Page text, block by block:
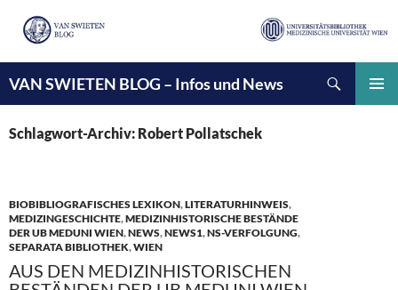
VAN SWIETEN BLOG – Infos und News
INHALT
SPRINGEN
Schlagwort-Archiv: Robert Pollatschek
BIOBIBLIOGRAFISCHES LEXIKON,LITERATURHINWEIS,
MEDIZINGESCHICHTE,MEDIZINHISTORISCHE BESTÄNDE
DER UB MEDUNI WIEN,NEWS,NEWS1,NS-VERFOLGUNG,
SEPARATA BIBLIOTHEK,WIEN
AUS DEN MEDIZINHISTORISCHEN